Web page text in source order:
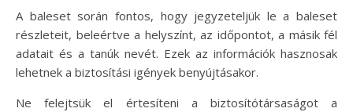
A baleset során fontos, hogy jegyzeteljük le a baleset
részleteit, beleértve a helyszínt, az időpontot, a másik fél
adatait és a tanúk nevét. Ezek az információk hasznosak
lehetnek a biztosítási igények benyújtásakor.
Ne felejtsük el értesíteni a biztosítótársaságot a